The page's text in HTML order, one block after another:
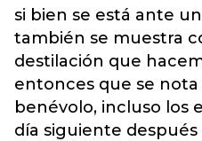
si bien se está ante
también se muestra
destilación que
entonces que se nota
benévolo, incluso los
día siguiente